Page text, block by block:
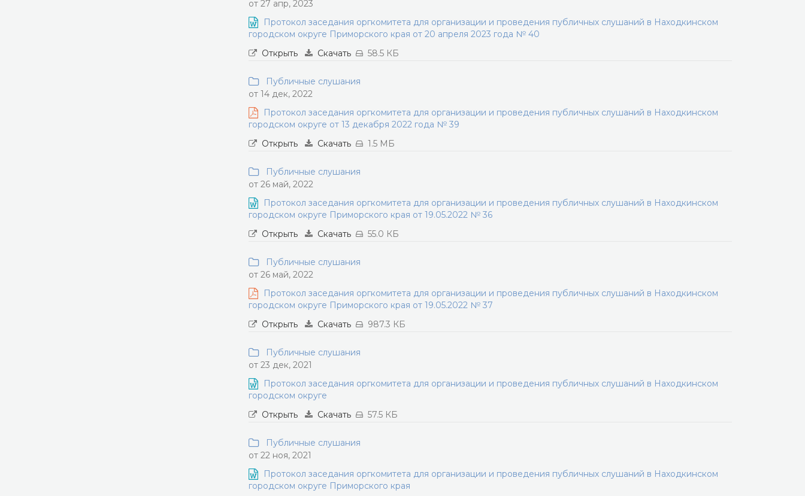
от 27 апр, 2023
Протокол заседания оргкомитета для организации и проведения публичных слушаний в Находкинском
городском округе Приморского края от 20 апреля 2023 года № 40
Открыть
Скачать 58.5 КБ
Публичные слушания
от 14 дек, 2022
Протокол заседания оргкомитета для организации и проведения публичных слушаний в Находкинском
городском округе от 13 декабря 2022 года № 39
Открыть
Скачать 1.5 МБ
Публичные слушания
от 26 май, 2022
Протокол заседания оргкомитета для организации и проведения публичных слушаний в Находкинском
городском округе Приморского края от 19.05.2022 № 36
Открыть
Скачать 55.0 КБ
Публичные слушания
от 26 май, 2022
Протокол заседания оргкомитета для организации и проведения публичных слушаний в Находкинском
городском округе Приморского края от 19.05.2022 № 37
Открыть
Скачать 987.3 КБ
Публичные слушания
от 23 дек, 2021
Протокол заседания оргкомитета для организации и проведения публичных слушаний в Находкинском
городском округе
Открыть
Скачать 57.5 КБ
Публичные слушания
от 22 ноя, 2021
Протокол заседания оргкомитета для организации и проведения публичных слушаний в Находкинском
городском округе Приморского края